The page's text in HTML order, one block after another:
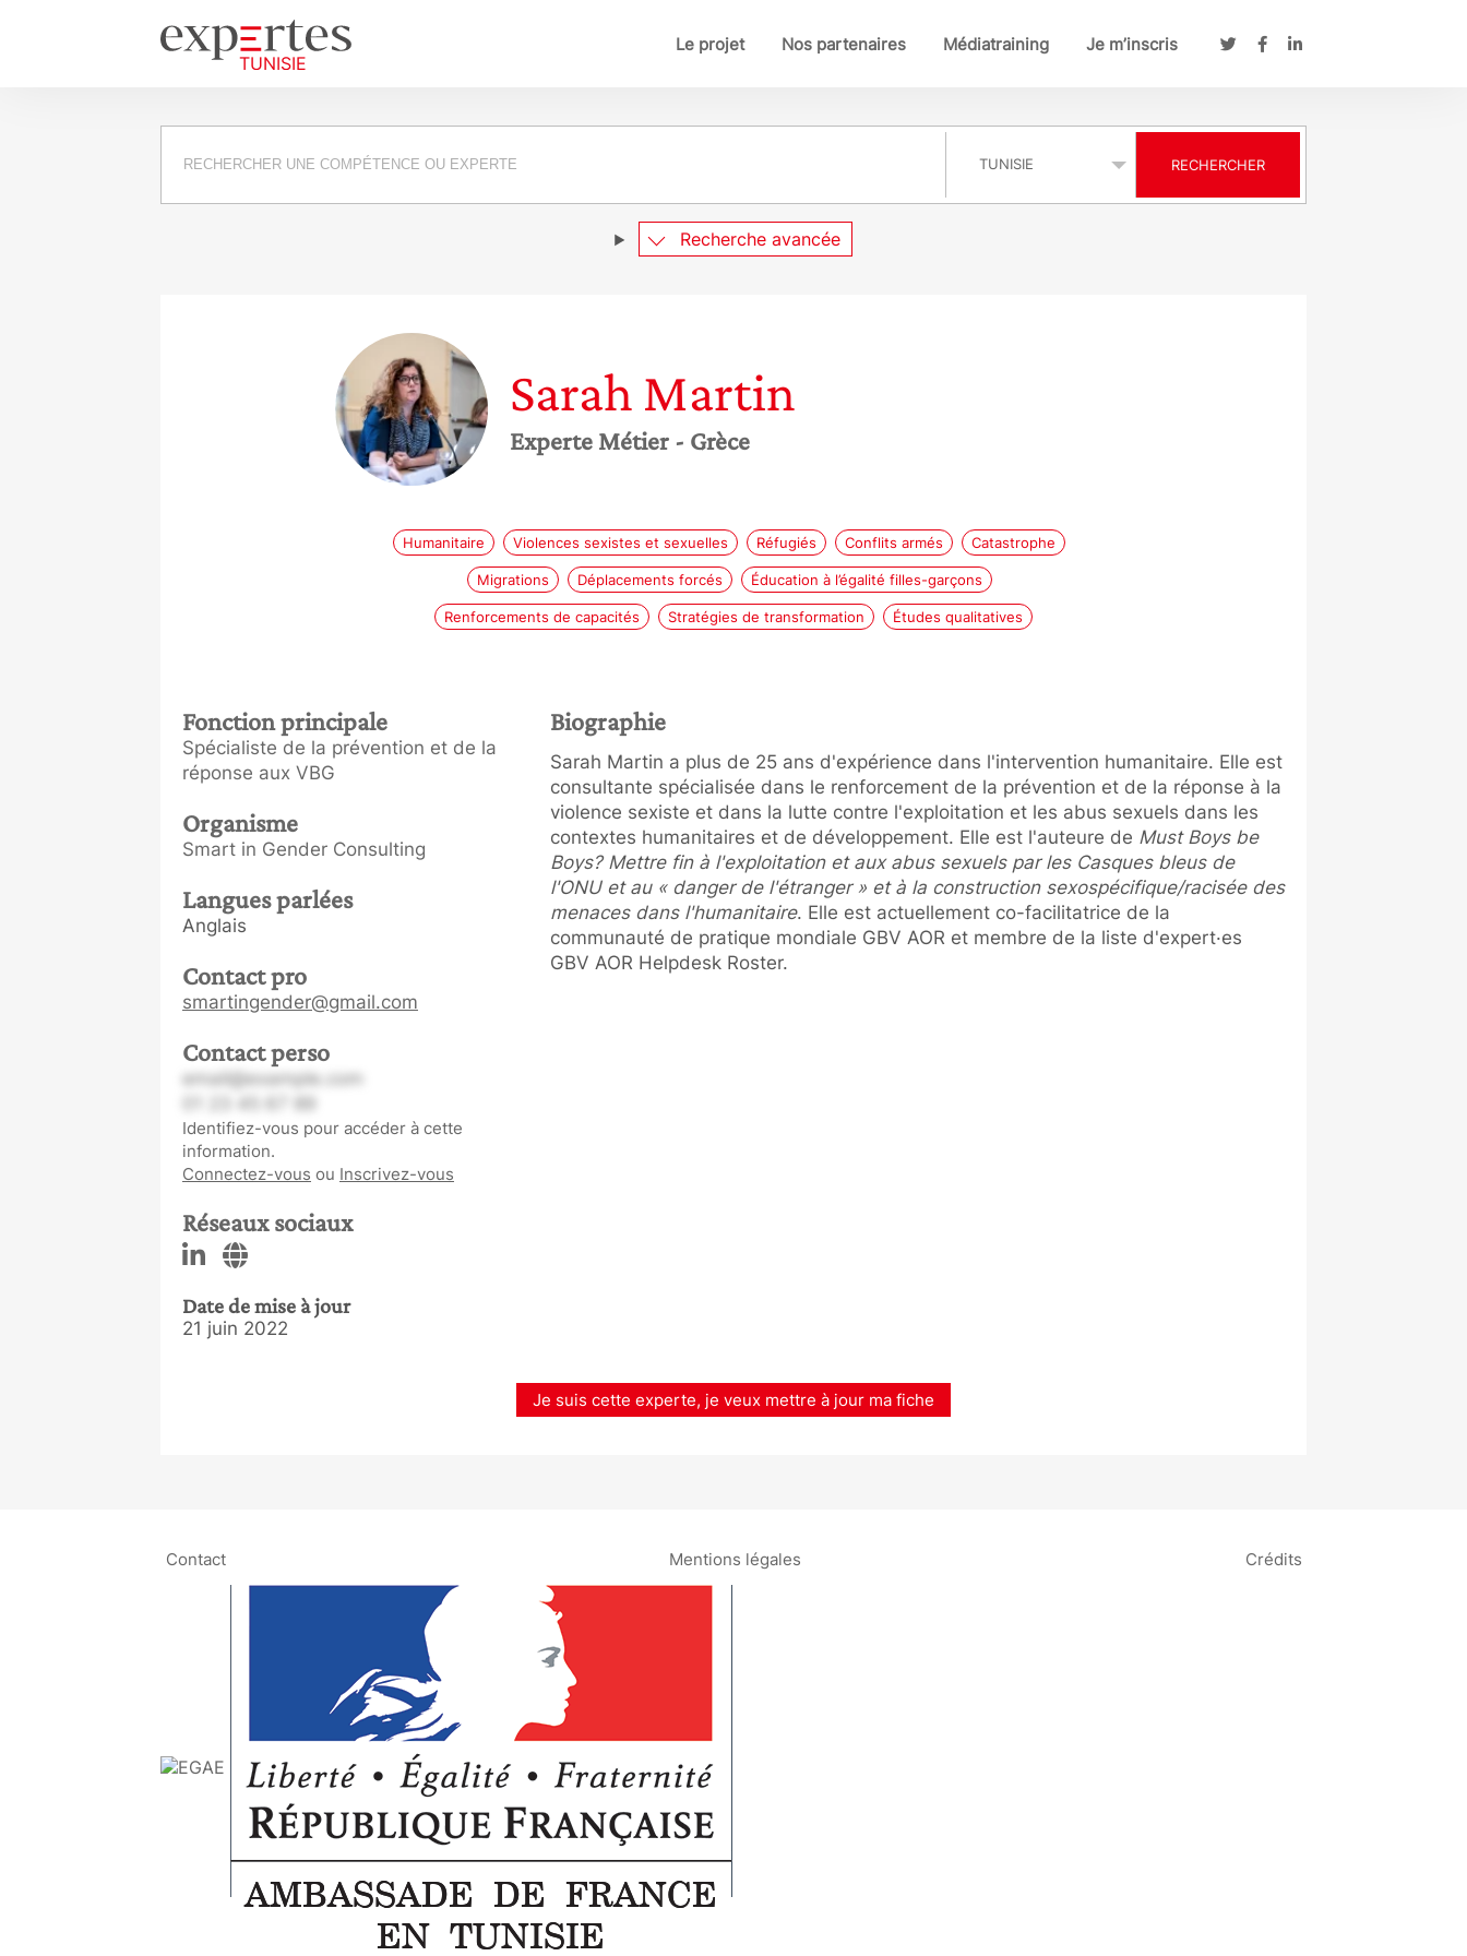
Le projet Nos partenaires Médiatraining Je m’inscris
Requête RECHERCHER
Recherche avancée
Sarah Martin
Experte Métier - Grèce
Humanitaire Violences sexistes et sexuelles Réfugiés Conflits armés Catastrophe
Migrations Déplacements forcés Éducation à l’égalité filles-garçons
Renforcements de capacités Stratégies de transformation Études qualitatives
Fonction principale
Spécialiste de la prévention et de la
réponse aux VBG
Organisme
Smart in Gender Consulting
Langues parlées
Anglais
Contact pro
smartingender@gmail.com
Contact perso
email@example.com
Identifiez-vous pour accéder à cette
information.
Connectez-vous ou Inscrivez-vous
Réseaux sociaux
Date de mise à jour
21 juin 2022
Biographie
Sarah Martin a plus de 25 ans d'expérience dans l'intervention humanitaire. Elle est
consultante spécialisée dans le renforcement de la prévention et de la réponse à la
violence sexiste et dans la lutte contre l'exploitation et les abus sexuels dans les
contextes humanitaires et de développement. Elle est l'auteure de Must Boys be
Boys? Mettre fin à l'exploitation et aux abus sexuels par les Casques bleus de
l'ONU et au « danger de l'étranger » et à la construction sexospécifique/racisée des
menaces dans l'humanitaire. Elle est actuellement co-facilitatrice de la
communauté de pratique mondiale GBV AOR et membre de la liste d'expert·es
GBV AOR Helpdesk Roster.
Je suis cette experte, je veux mettre à jour ma fiche
Contact Mentions légales Crédits